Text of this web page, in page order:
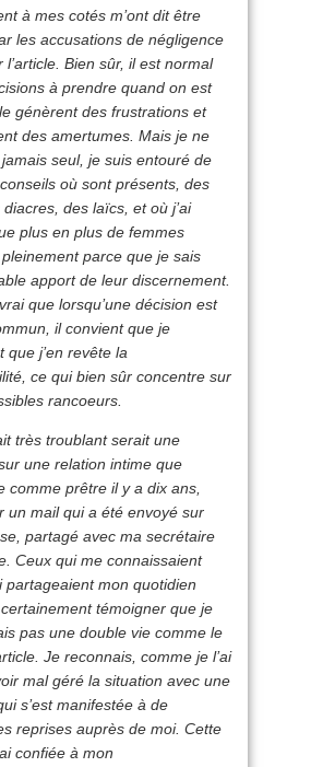
à mes cotés m’ont dit être
les accusations de négligence
l’article. Bien sûr, il est normal
à prendre quand on est
génèrent des frustrations et
des amertumes. Mais je ne
seul, je suis entouré de
où sont présents, des
des laïcs, et où j’ai
plus en plus de femmes
parce que je sais
apport de leur discernement.
que lorsqu’une décision est
il convient que je
que j’en revête la
ce qui bien sûr concentre sur
rancoeurs.
très troublant serait une
une relation intime que
comme prêtre il y a dix ans,
un mail qui a été envoyé sur
partagé avec ma secrétaire
Ceux qui me connaissaient
partageaient mon quotidien
témoigner que je
pas une double vie comme le
Je reconnais, comme je l’ai
mal géré la situation avec une
s’est manifestée à de
reprises auprès de moi. Cette
confiée à mon